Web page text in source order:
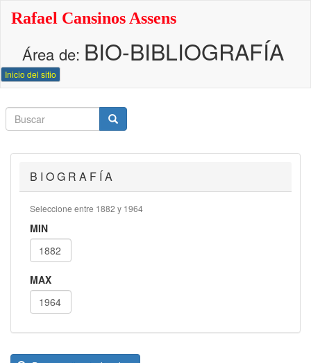
principal
Rafael Cansinos Assens
Área de: BIO-BIBLIOGRAFÍA
Inicio del sitio
Buscar
Buscar
Buscar
B I O G R A F Í A
Seleccione entre 1882 y 1964
MIN
MAX